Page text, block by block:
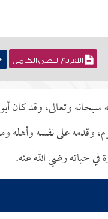
التفريغ النصي الكامل
وتعالى، وقد كان
وقدمه على نفسه وأهله
حياته رضي الله عنه.